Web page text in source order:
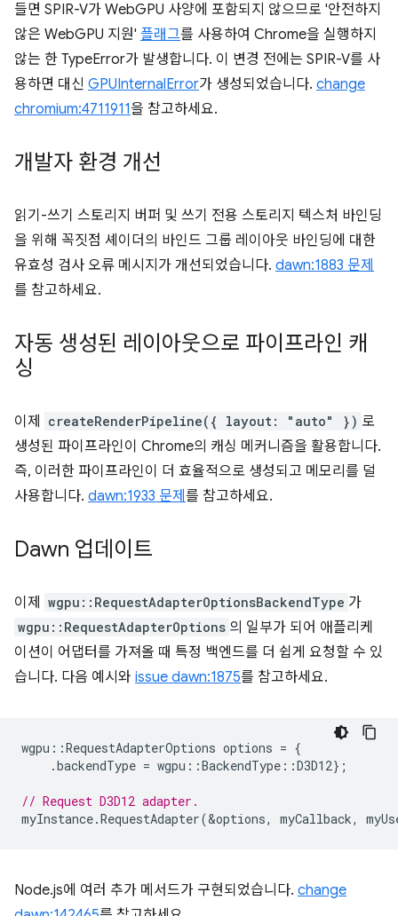
들면 SPIR-V가 WebGPU 사양에 포함되지 않으므로 '안전하지
않은 WebGPU 지원' 플래그를 사용하여 Chrome을 실행하지
않는 한 TypeError가 발생합니다. 이 변경 전에는 SPIR-V를 사
용하면 대신 GPUInternalError가 생성되었습니다. change
chromium:4711911을 참고하세요.
개발자 환경 개선
읽기-쓰기 스토리지 버퍼 및 쓰기 전용 스토리지 텍스처 바인딩
을 위해 꼭짓점 셰이더의 바인드 그룹 레이아웃 바인딩에 대한
유효성 검사 오류 메시지가 개선되었습니다. dawn:1883 문제
를 참고하세요.
자동 생성된 레이아웃으로 파이프라인 캐
싱
이제 createRenderPipeline({ layout: "auto" }) 로
생성된 파이프라인이 Chrome의 캐싱 메커니즘을 활용합니다.
즉, 이러한 파이프라인이 더 효율적으로 생성되고 메모리를 덜
사용합니다. dawn:1933 문제 를 참고하세요.
Dawn 업데이트
이제 wgpu::RequestAdapterOptionsBackendType 가
wgpu::RequestAdapterOptions 의 일부가 되어 애플리케
이션이 어댑터를 가져올 때 특정 백엔드를 더 쉽게 요청할 수 있
습니다. 다음 예시와 issue dawn:1875를 참고하세요.
wgpu ::RequestAdapterOptions options = {
.backendType = wgpu ::BackendType ::D3D12};
// Request D3D12 adapter.
myInstance.RequestAdapter(&options, myCallback,
Node.js에 여러 추가 메서드가 구현되었습니다. change